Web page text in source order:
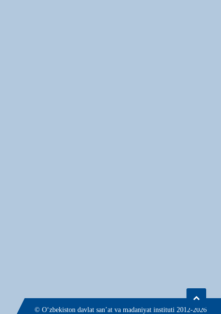
© О‘zbekiston davlat san’at va madaniyat instituti 2012-2026